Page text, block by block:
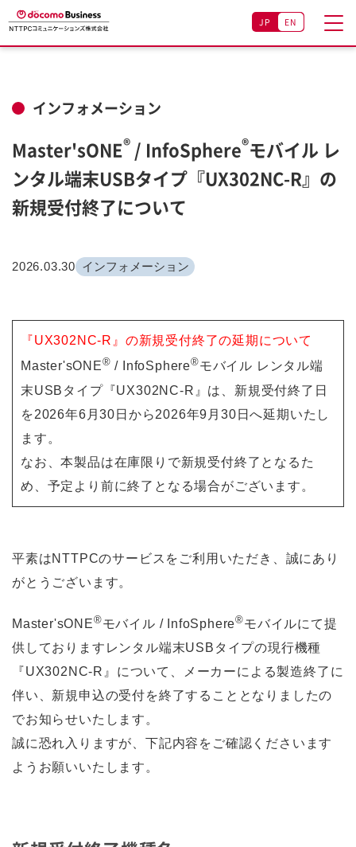
JP EN
インフォメーション
Master'sONE® / InfoSphere®モバイル レ
ンタル端末USBタイプ『UX302NC-R』の
新規受付終了について
2026.03.30 インフォメーション
『UX302NC‑R』の新規受付終了の延期について
Master'sONE® / InfoSphere®モバイル レンタル端
末USBタイプ『UX302NC‑R』は、新規受付終了日
を2026年6月30日から2026年9月30日へ延期いたし
ます。
なお、本製品は在庫限りで新規受付終了となるた
め、予定より前に終了となる場合がございます。
平素はNTTPCのサービスをご利用いただき、誠にあり
がとうございます。
Master'sONE®モバイル / InfoSphere®モバイルにて提
供しておりますレンタル端末USBタイプの現行機種
『UX302NC-R』について、メーカーによる製造終了に
伴い、新規申込の受付を終了することとなりましたの
でお知らせいたします。
誠に恐れ入りますが、下記内容をご確認くださいます
ようお願いいたします。